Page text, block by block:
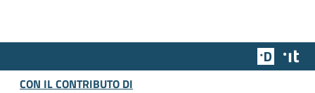
Team
CON IL CONTRIBUTO DI